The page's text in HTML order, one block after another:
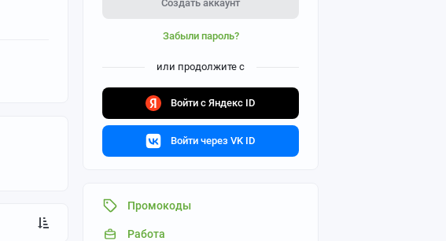
Создать аккаунт
Забыли пароль?
или продолжите с
Войти с Яндекс ID
Войти через VK ID
Промокоды
Работа